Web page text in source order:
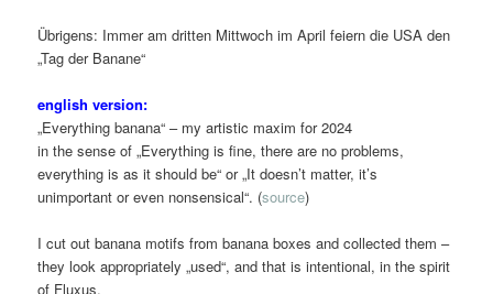
Übrigens: Immer am dritten Mittwoch im April feiern die USA den
„Tag der Banane“
english version:
„Everything banana“ – my artistic maxim for 2024
in the sense of „Everything is fine, there are no problems,
everything is as it should be“ or „It doesn’t matter, it’s
unimportant or even nonsensical“. (source)
I cut out banana motifs from banana boxes and collected them –
they look appropriately „used“, and that is intentional, in the spirit
of Fluxus.